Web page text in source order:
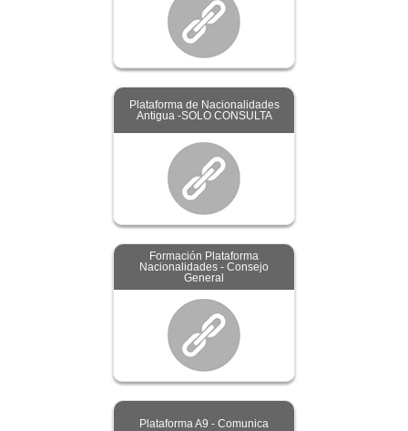
Plataforma de Nacionalidades
Antigua -SOLO CONSULTA
Formación Plataforma
Nacionalidades - Consejo
General
Plataforma A9 - Comunica